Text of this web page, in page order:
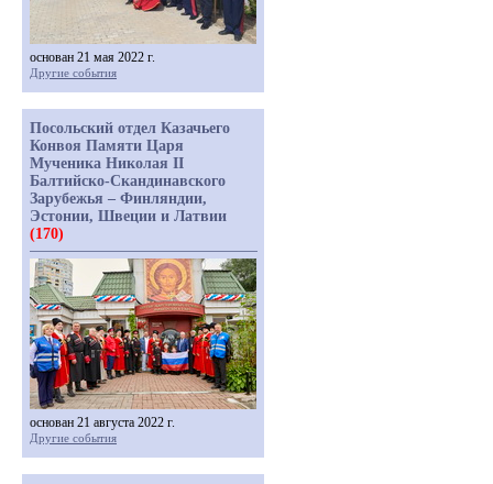
основан 21 мая 2022 г.
Другие события
Посольский отдел Казачьего
Конвоя Памяти Царя
Мученика Николая II
Балтийско-Скандинавского
Зарубежья – Финляндии,
Эстонии, Швеции и Латвии
(170)
основан 21 августа 2022 г.
Другие события